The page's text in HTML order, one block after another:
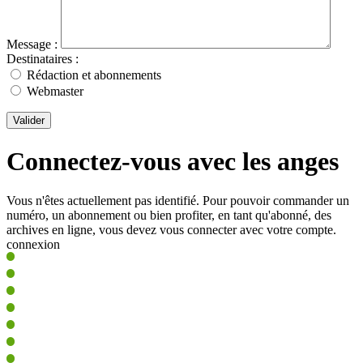
Message :
Destinataires :
Rédaction et abonnements
Webmaster
Valider
Connectez-vous avec les anges
Vous n'êtes actuellement pas identifié. Pour pouvoir commander un
numéro, un abonnement ou bien profiter, en tant qu'abonné, des
archives en ligne, vous devez vous connecter avec votre compte.
connexion